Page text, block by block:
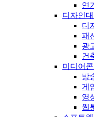
연
디자인
디
패
광
건
미디어
방
게
영
웹